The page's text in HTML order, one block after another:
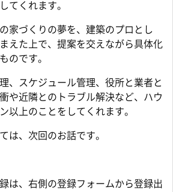
てくれます。
家づくりの夢を、建築のプロとし
えた上で、提案を交えながら具体化
のです。
、スケジュール管理、役所と業者と
や近隣とのトラブル解決など、ハウ
以上のことをしてくれます。
は、次回のお話です。
は、右側の登録フォームから登録出